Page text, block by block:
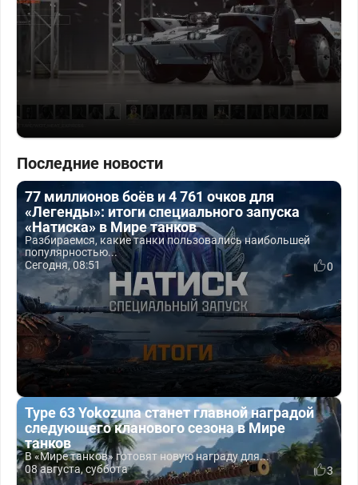
Последние новости
77 миллионов боёв и 4 761 очков для
«Легенды»: итоги специального запуска
«Натиска» в Мире танков
Разбираемся, какие танки пользовались наибольшей
популярностью...
Сегодня, 08:51
0
Type 63 Yokozuna станет главной наградой
следующего кланового сезона в Мире
танков
В «Мире танков» готовят новую награду для...
08 августа, суббота
3